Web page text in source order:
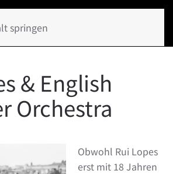
springen
& English
Orchestra
Obwohl Rui Lopes
erst mit 18 Jahren